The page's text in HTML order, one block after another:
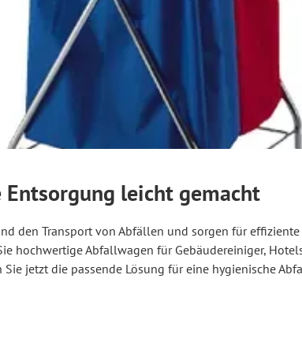
leicht gemacht
den Transport von Abfällen und sorgen für
hochwertige Abfallwagen für Gebäudereiniger,
jetzt die passende Lösung für eine hygienische